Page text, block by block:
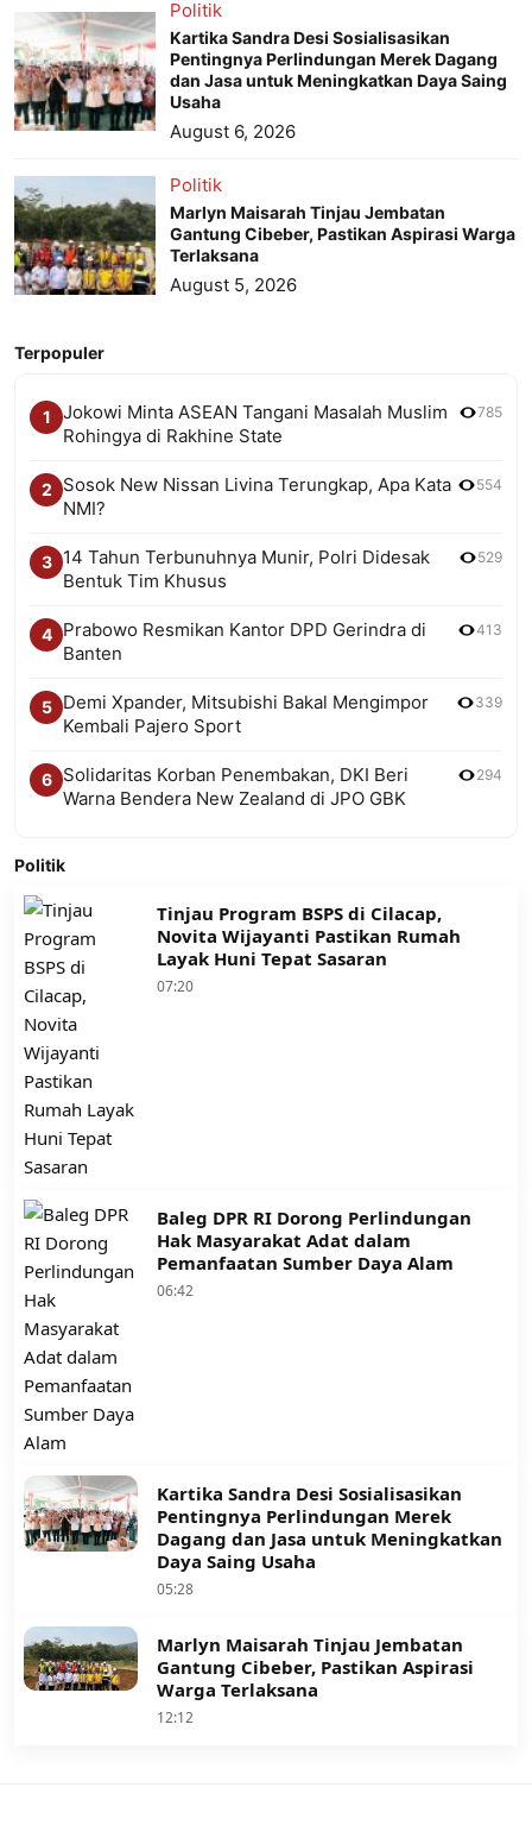
Politik
Kartika Sandra Desi Sosialisasikan
Pentingnya Perlindungan Merek Dagang
dan Jasa untuk Meningkatkan Daya Saing
Usaha
August 6, 2026
Politik
Marlyn Maisarah Tinjau Jembatan
Gantung Cibeber, Pastikan Aspirasi Warga
Terlaksana
August 5, 2026
Terpopuler
1
Jokowi Minta ASEAN Tangani Masalah Muslim
Rohingya di Rakhine State
785
2
Sosok New Nissan Livina Terungkap, Apa Kata
NMI?
554
3
14 Tahun Terbunuhnya Munir, Polri Didesak
Bentuk Tim Khusus
529
4
Prabowo Resmikan Kantor DPD Gerindra di
Banten
413
5
Demi Xpander, Mitsubishi Bakal Mengimpor
Kembali Pajero Sport
339
6
Solidaritas Korban Penembakan, DKI Beri
Warna Bendera New Zealand di JPO GBK
294
Politik
Tinjau Program BSPS di Cilacap,
Novita Wijayanti Pastikan Rumah
Layak Huni Tepat Sasaran
07:20
Baleg DPR RI Dorong Perlindungan
Hak Masyarakat Adat dalam
Pemanfaatan Sumber Daya Alam
06:42
Kartika Sandra Desi Sosialisasikan
Pentingnya Perlindungan Merek
Dagang dan Jasa untuk Meningkatkan
Daya Saing Usaha
05:28
Marlyn Maisarah Tinjau Jembatan
Gantung Cibeber, Pastikan Aspirasi
Warga Terlaksana
12:12